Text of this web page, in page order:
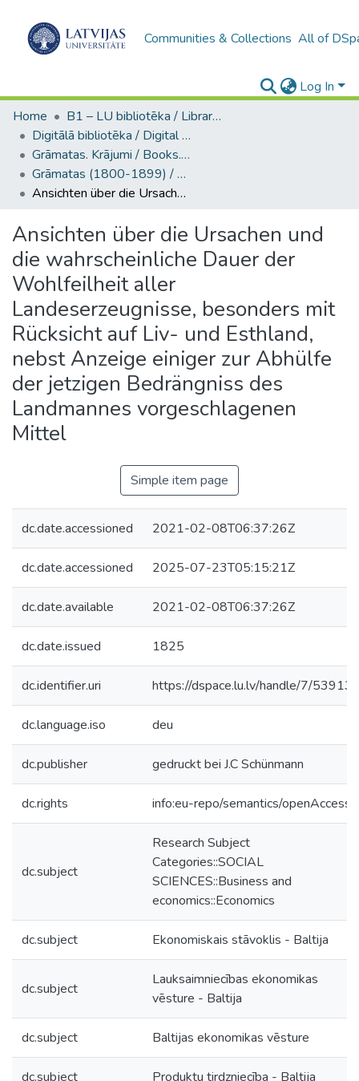
Communities & Collections All of
Log In
Home
B1 – LU bibliotēka / Library of the UL
Digitālā bibliotēka / Digital library
Grāmatas. Krājumi / Books. Collection of articles
Grāmatas (1800-1899) / Books
Ansichten über die Ursachen und die wahrscheinliche Dauer der Wohlfeilheit aller Landeserzeugnisse, besonders mit Rücksicht auf Liv- und Esthland, nebst Anzeige einiger zur Abhülfe der jetzigen Bedrängniss des Landmannes vorgeschlagenen Mittel
Ansichten über die Ursachen und
die wahrscheinliche Dauer der
Wohlfeilheit aller
Landeserzeugnisse, besonders mit
Rücksicht auf Liv- und Esthland,
nebst Anzeige einiger zur Abhülfe
der jetzigen Bedrängniss des
Landmannes vorgeschlagenen
Mittel
Simple item page
dc.date.accessioned 2021-02-08T06:37:26Z
dc.date.accessioned 2025-07-23T05:15:21Z
dc.date.available 2021-02-08T06:37:26Z
dc.date.issued 1825
dc.identifier.uri https://dspace.lu.lv/handle/7/53913
dc.language.iso deu
dc.publisher gedruckt bei J.C Schünmann
dc.rights info:eu-repo/semantics/openAccess
dc.subject
Research Subject
Categories::SOCIAL
SCIENCES::Business and
economics::Economics
dc.subject Ekonomiskais stāvoklis - Baltija
dc.subject
Lauksaimniecības ekonomikas
vēsture - Baltija
dc.subject Baltijas ekonomikas vēsture
dc.subject Produktu tirdzniecība - Baltija